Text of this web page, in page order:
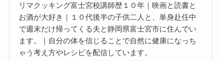
リマクッキング富士宮校講師歴１０年｜映画と読書と
お酒が大好き｜１０代後半の子供二人と、単身赴任中
で週末だけ帰ってくる夫と静岡県富士宮市に住んでい
ます。｜自分の体を信じることで自然に健康になっち
ゃう考え方やレシピを配信しています。